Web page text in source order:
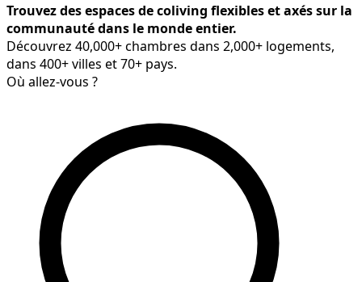
Trouvez des espaces de coliving flexibles et axés sur la
communauté dans le monde entier.
Découvrez 40,000+ chambres dans 2,000+ logements,
dans 400+ villes et 70+ pays.
Où allez-vous ?